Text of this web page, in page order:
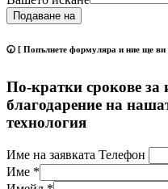
Подаване на
🕢 [ Попълнете формуляра и ние ще
По-кратки срокове за
благодарение на
технология
Име на заявката Телефон
Име *